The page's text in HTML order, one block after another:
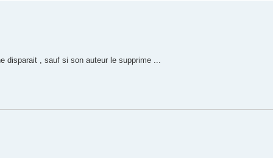
disparait , sauf si son auteur le supprime ...